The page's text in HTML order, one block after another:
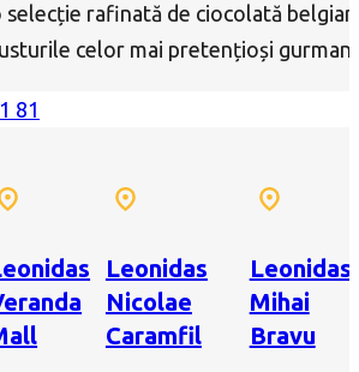
selecție rafinată de ciocolată
celor mai pretențioși
81
Leonidas
Nicolae
Caramfil
Leonidas
Mihai
Bravu